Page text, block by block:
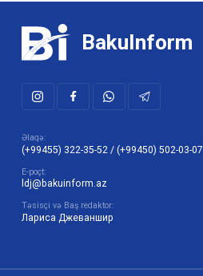
BakuInform
Əlaqə:
(+99455) 322-35-52 / (+99450) 502-03-07
E-poçt:
ldj@bakuinform.az
Təsisçi və Baş redaktor:
Лариса Джеваншир